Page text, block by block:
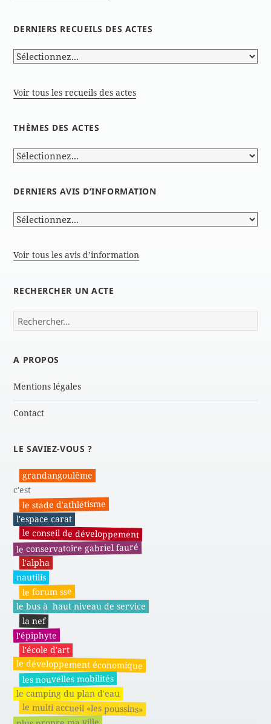
DERNIERS RECUEILS DES ACTES
Voir tous les recueils des actes
THÈMES DES ACTES
DERNIERS AVIS D’INFORMATION
Voir tous les avis d’information
RECHERCHER UN ACTE
Rechercher :
A PROPOS
Mentions légales
Contact
LE SAVIEZ-VOUS ?
grandangoulême
c'est
le stade d'athlétisme
l'espace carat
le conseil de développement
le conservatoire gabriel fauré
l'alpha
nautilis
le forum sse
le bus à haut niveau de service
la nef
l'épiphyte
l'école d'art
le développement économique
les nouvelles mobilités
le camping du plan d'eau
le multi accueil «les poussins»